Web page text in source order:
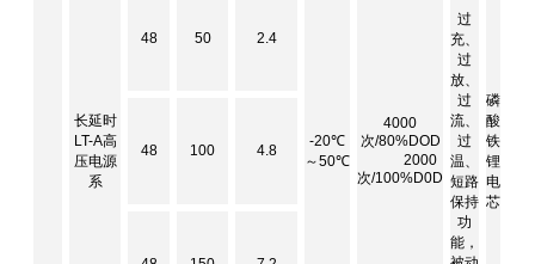
长延时
LT-A高
压电源
系
48 50 2.4
-20℃
～50℃
4000
次/80%DOD
2000
次/100%D0D
过
充、
过
放、
过
流、
过
温、
短路
保持
功
能，
磷
酸
铁
锂
电
芯
48 100 4.8